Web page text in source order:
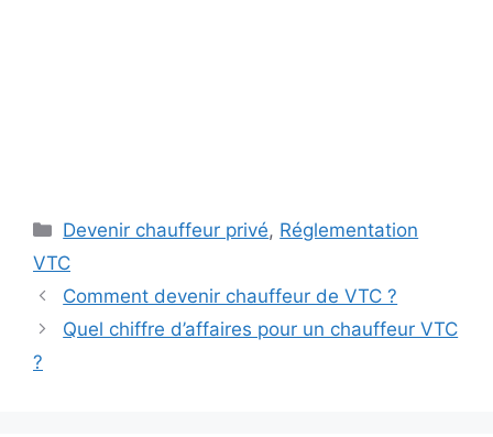
Catégories
Devenir chauffeur privé, Réglementation
VTC
Comment devenir chauffeur de VTC ?
Quel chiffre d’affaires pour un chauffeur VTC
?